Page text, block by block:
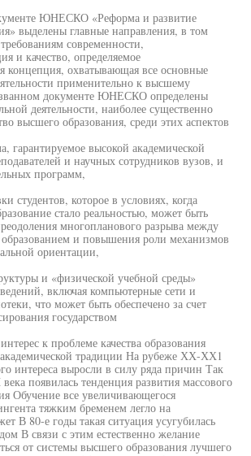
ЮНЕСКО «Реформа и развитие
выделены главные направления, в том
современности,
и качество, определяемое
концепция, охватывающая все основные
применительно к высшему
документе ЮНЕСКО определены
деятельности, наиболее существенно
высшего образования, среди этих аспектов
гарантируемое высокой академической
и научных сотрудников вузов, и
программ,
студентов, которое в условиях, когда
стало реальностью, может быть
многопланового разрыва между
и повышения роли механизмов
ориентации,
и «физической учебной среды»
включая компьютерные сети и
что может быть обеспечено за счет
государством
к проблеме качества образования
традиции На рубеже ХХ-ХХ1
интереса выросли в силу ряда причин Так
появилась тенденция развития массового
Обучение все увеличивающегося
тяжким бременем легло на
В 80-е годы такая ситуация усугубилась
В связи с этим естественно желание
от системы высшего образования лучшего